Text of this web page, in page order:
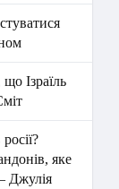
Ізраїль
яке
Джулія